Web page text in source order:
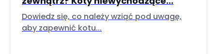
Dowiedz się, co należy wziąć pod uwagę,
aby zapewnić kotu...